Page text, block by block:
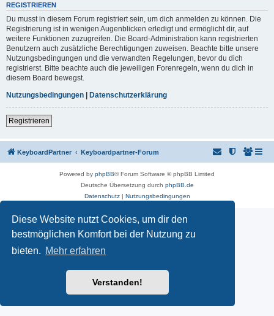
Diese Website nutzt Cookies, um dir den
bestmöglichen Komfort bei der Nutzung zu
bieten. Mehr erfahren
Verstanden!
REGISTRIEREN
Du musst in diesem Forum registriert sein, um dich anmelden zu können. Die
Registrierung ist in wenigen Augenblicken erledigt und ermöglicht dir, auf
weitere Funktionen zuzugreifen. Die Board-Administration kann registrierten
Benutzern auch zusätzliche Berechtigungen zuweisen. Beachte bitte unsere
Nutzungsbedingungen und die verwandten Regelungen, bevor du dich
registrierst. Bitte beachte auch die jeweiligen Forenregeln, wenn du dich in
diesem Board bewegst.
Nutzungsbedingungen
Datenschutzerklärung
Registrieren
KeyboardPartner Keyboardpartner-Forum
Powered by phpBB® Forum Software © phpBB Limited
Deutsche Übersetzung durch phpBB.de
Datenschutz| Nutzungsbedingungen